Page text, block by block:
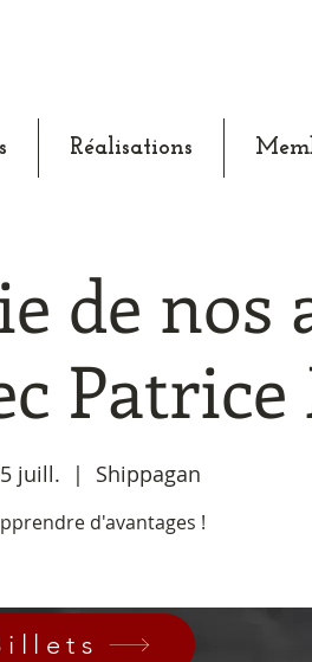
Réalisations
de nos
juill.
  |
Shippagan
d'avantages !